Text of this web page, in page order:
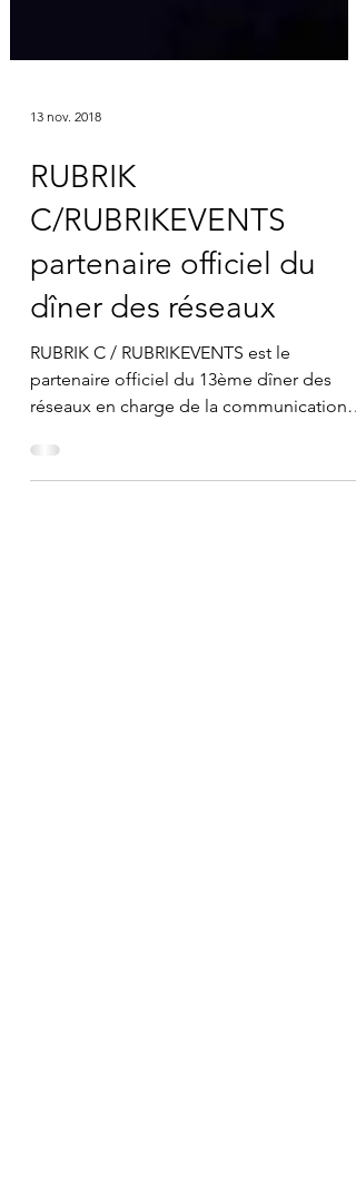
13 nov. 2018
RUBRIK
C/RUBRIKEVENTS
partenaire officiel du
dîner des réseaux
RUBRIK C / RUBRIKEVENTS est le
réseaux en charge de la communication
sur l'événement #networking...